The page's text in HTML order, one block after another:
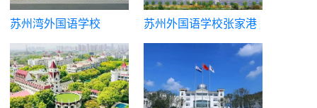
苏州湾外国语学校
苏州外国语学校张家港
校区